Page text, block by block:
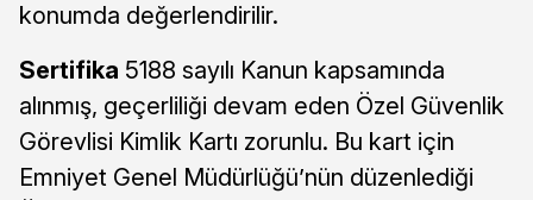
konumda değerlendirilir.
Sertifika 5188 sayılı Kanun kapsamında
alınmış, geçerliliği devam eden Özel Güvenlik
Görevlisi Kimlik Kartı zorunlu. Bu kart için
Emniyet Genel Müdürlüğü’nün düzenlediği